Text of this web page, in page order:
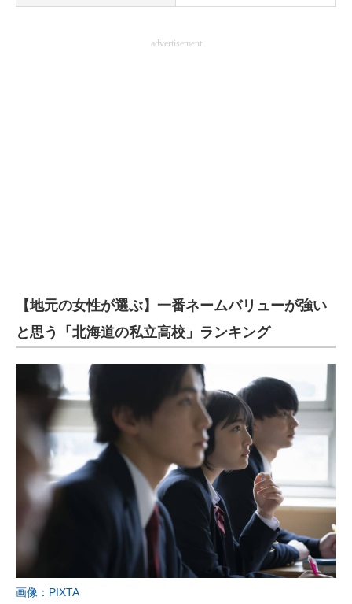
advertisement
【地元の女性が選ぶ】一番ネームバリューが強い
と思う「北海道の私立高校」ランキング
画像：PIXTA